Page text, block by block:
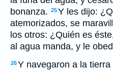
bonanza. 25Y les dijo:
atemorizados, se
los otros: ¿Quién es
al agua manda, y le
26Y navegaron a la